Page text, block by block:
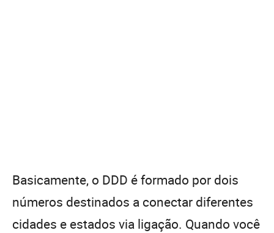
Basicamente, o DDD é formado por dois
números destinados a conectar diferentes
cidades e estados via ligação. Quando você